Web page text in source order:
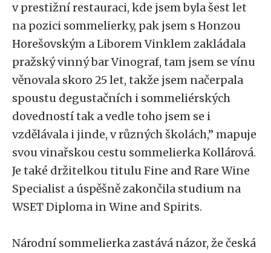
v prestižní restauraci, kde jsem byla šest let
na pozici sommelierky, pak jsem s Honzou
Horešovským a Liborem Vinklem zakládala
pražský vinný bar Vinograf, tam jsem se vínu
věnovala skoro 25 let, takže jsem načerpala
spoustu degustačních i sommeliérských
dovedností tak a vedle toho jsem se i
vzdělávala i jinde, v různých školách,” mapuje
svou vinařskou cestu sommelierka Kollárová.
Je také držitelkou titulu Fine and Rare Wine
Specialist a úspěšně zakončila studium na
WSET Diploma in Wine and Spirits.
Národní sommelierka zastává názor, že česká